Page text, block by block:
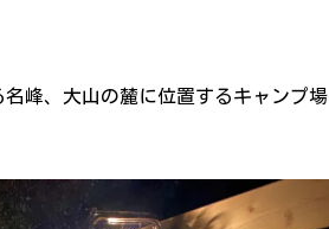
峰、大山の麓に位置するキャンプ場